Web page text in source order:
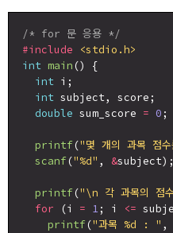
/* for 문 응용 */
#include
<stdio.h>
int main () {
int i;
int subject, score;
double sum_score = 0 ;
printf ("몇 개의 과목 점
scanf ("%d" , &subject);
printf ("\n 각 과목의 점
for (i = 1; i <=
printf ("과목 %d : " ,